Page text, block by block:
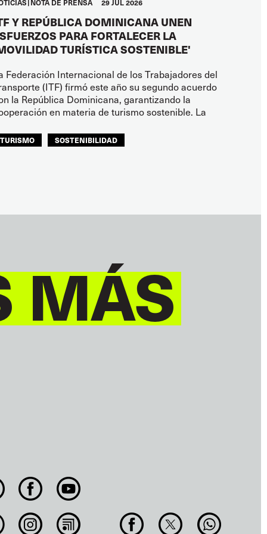
NOTA DE PRENSA 29 JUL 2026
Y REPÚBLICA DOMINICANA UNEN
PARA FORTALECER LA
TURÍSTICA SOSTENIBLE'
Federación Internacional de los Trabajadores del
(ITF) firmó este año su segundo acuerdo
la República Dominicana, garantizando la
en materia de turismo sostenible. La
TURISMO
SOSTENIBILIDAD
MÁS